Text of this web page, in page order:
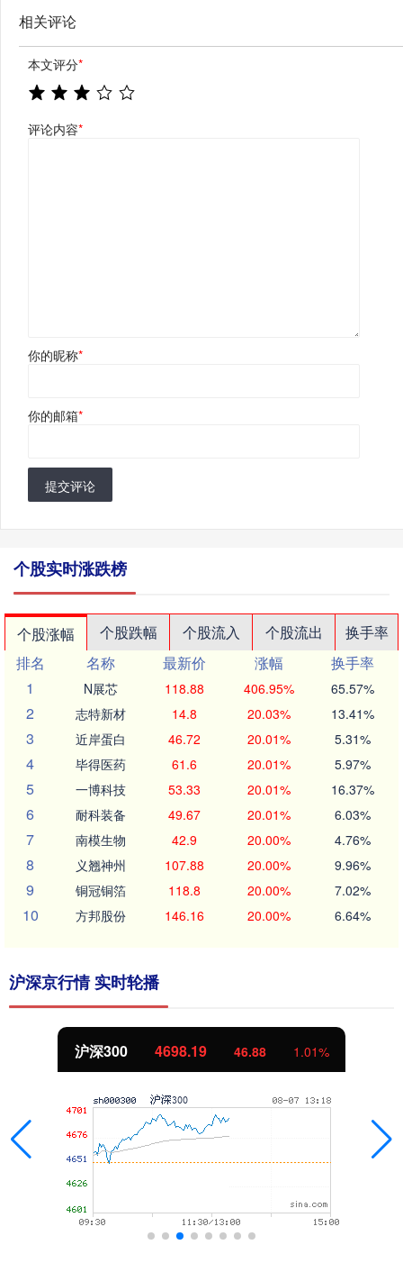
相关评论
本文评分*
评论内容*
你的昵称*
你的邮箱*
提交评论
个股实时涨跌榜
个股涨幅 个股跌幅 个股流入 个股流出
换手率
排名
名称 最新价 涨幅
换手率
1
N展芯 118.88 406.95% 65.57%
2 志特新材 14.8 20.03% 13.41%
3 近岸蛋白 46.72 20.01% 5.31%
4 毕得医药 61.6 20.01% 5.97%
5 一博科技 53.33 20.01% 16.37%
6 耐科装备 49.67 20.01% 6.03%
7 南模生物 42.9 20.00% 4.76%
8 义翘神州 107.88 20.00% 9.96%
9 铜冠铜箔 118.8 20.00% 7.02%
10 方邦股份 146.16 20.00% 6.64%
沪深京行情 实时轮播
沪深300 4698.19 46.88 1.01%